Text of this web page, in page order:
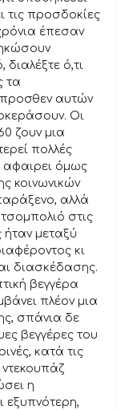
τις προσδοκίες
έπεσαν
ό,τι
τα
αυτών
Οι
ζουν μια
πολλές
αφαιρει όμως
κοινωνικών
αλλά
στις
ήταν μεταξύ
κι
διασκέδασης.
βεγγέρα
πλέον μια
σπάνια δε
βεγγέρες του
κατά τις
η
εξυπνότερη,